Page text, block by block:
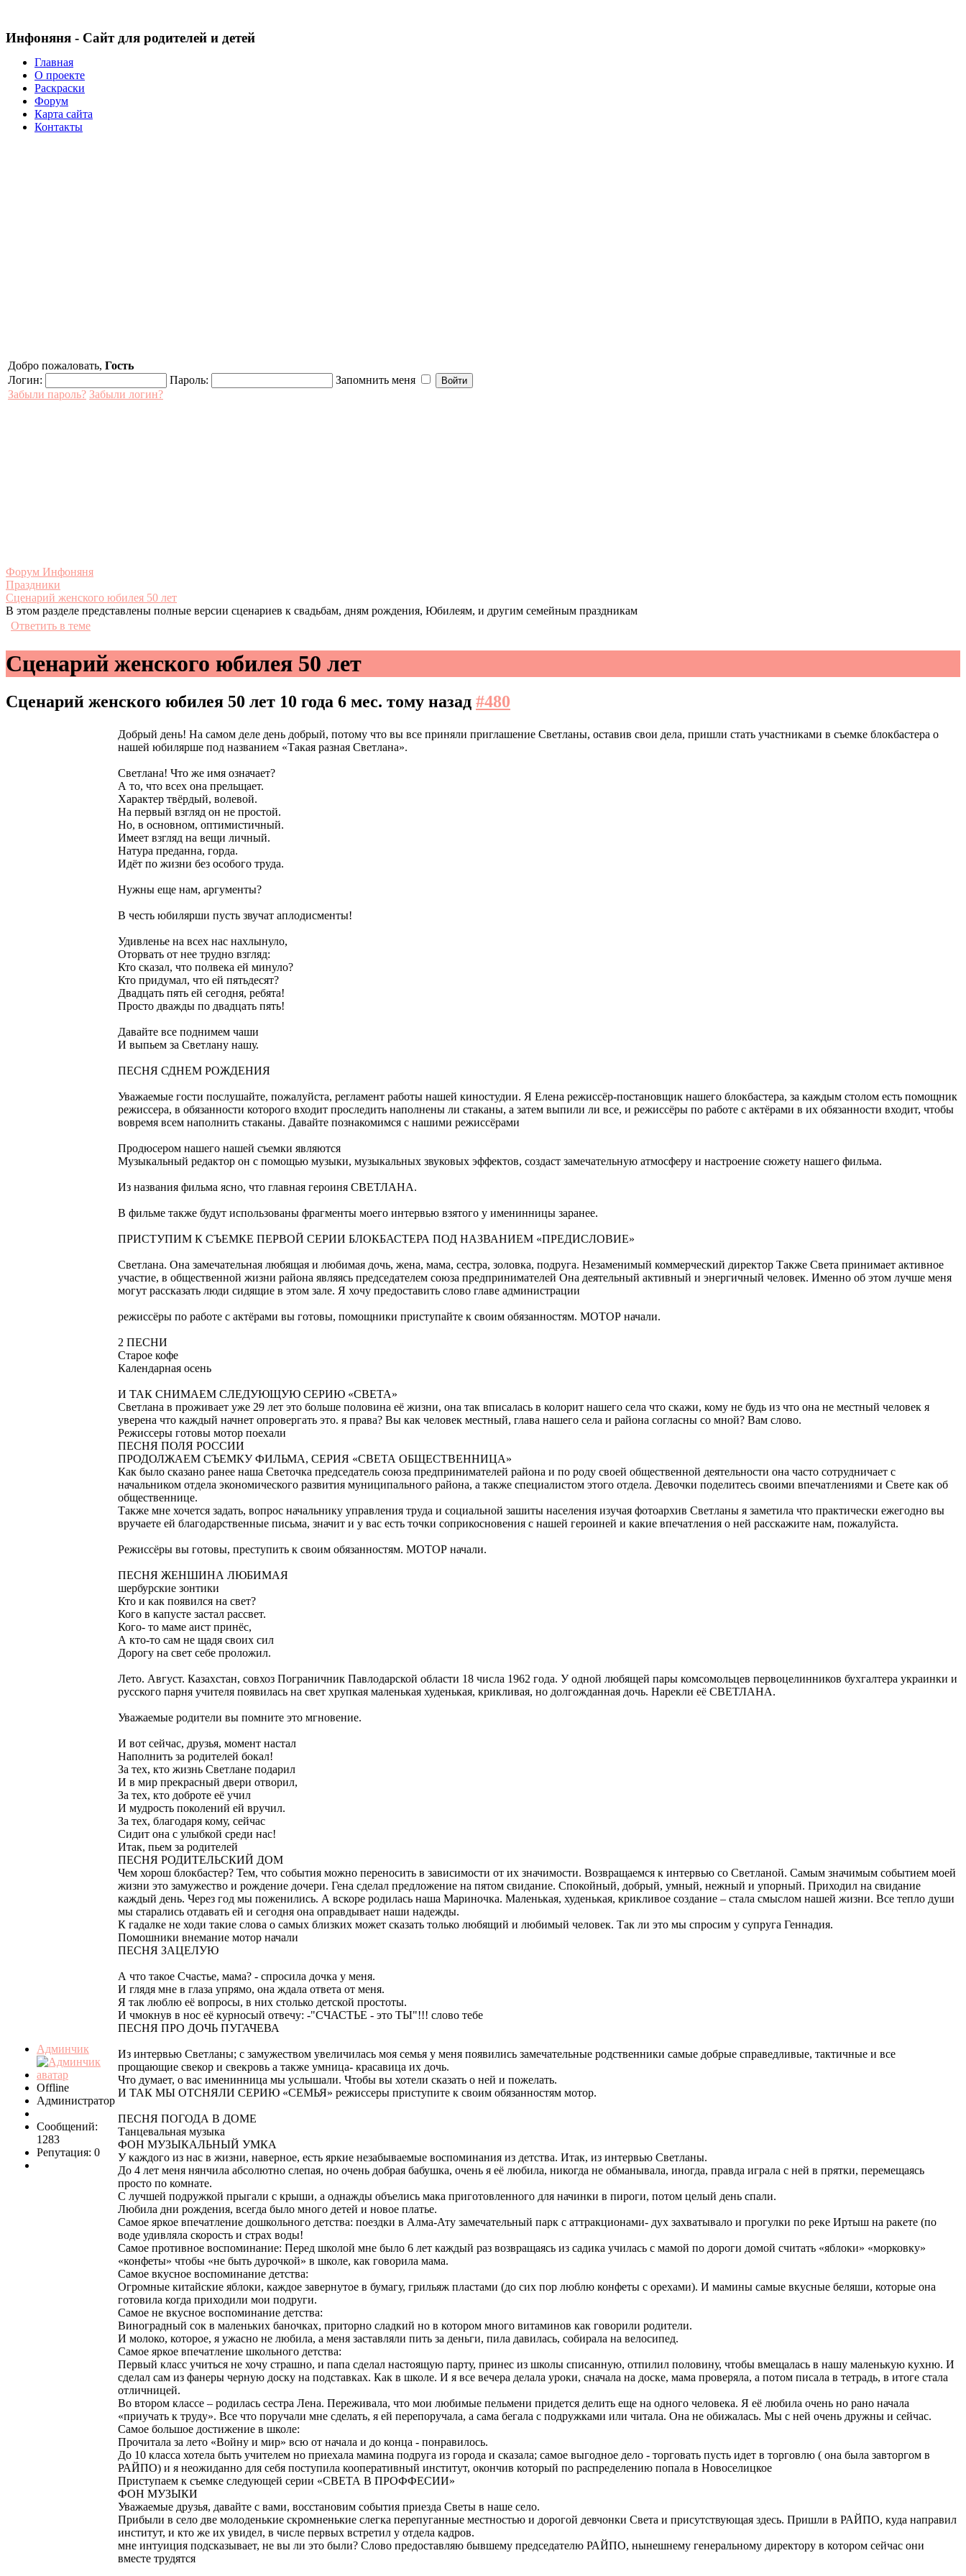
Инфоняня - Сайт для родителей и детей
Главная
О проекте
Раскраски
Форум
Карта сайта
Контакты
Добро пожаловать, Гость
Логин:
Пароль:
Запомнить меня
Забыли пароль? Забыли логин?
Форум Инфоняня
Праздники
Сценарий женского юбилея 50 лет
В этом разделе представлены полные версии сценариев к свадьбам, дням рождения, Юбилеям, и другим семейным праздникам
Ответить в теме
Сценарий женского юбилея 50 лет
Сценарий женского юбилея 50 лет 10 года 6 мес. тому назад #480
Админчик
Offline
Администратор
Сообщений:
1283
Репутация: 0
Добрый день! На самом деле день добрый, потому что вы все приняли приглашение Светланы, оставив свои дела, пришли стать участниками в съемке блокбастера о
нашей юбилярше под названием «Такая разная Светлана».
Светлана! Что же имя означает?
А то, что всех она прельщает.
Характер твёрдый, волевой.
На первый взгляд он не простой.
Но, в основном, оптимистичный.
Имеет взгляд на вещи личный.
Натура преданна, горда.
Идёт по жизни без особого труда.
Нужны еще нам, аргументы?
В честь юбилярши пусть звучат аплодисменты!
Удивленье на всех нас нахлынуло,
Оторвать от нее трудно взгляд:
Кто сказал, что полвека ей минуло?
Кто придумал, что ей пятьдесят?
Двадцать пять ей сегодня, ребята!
Просто дважды по двадцать пять!
Давайте все поднимем чаши
И выпьем за Светлану нашу.
ПЕСНЯ СДНЕМ РОЖДЕНИЯ
Уважаемые гости послушайте, пожалуйста, регламент работы нашей киностудии. Я Елена режиссёр-постановщик нашего блокбастера, за каждым столом есть помощник
режиссера, в обязанности которого входит проследить наполнены ли стаканы, а затем выпили ли все, и режиссёры по работе с актёрами в их обязанности входит, чтобы
вовремя всем наполнить стаканы. Давайте познакомимся с нашими режиссёрами
Продюсером нашего нашей съемки являются
Музыкальный редактор он с помощью музыки, музыкальных звуковых эффектов, создаст замечательную атмосферу и настроение сюжету нашего фильма.
Из названия фильма ясно, что главная героиня СВЕТЛАНА.
В фильме также будут использованы фрагменты моего интервью взятого у именинницы заранее.
ПРИСТУПИМ К СЪЕМКЕ ПЕРВОЙ СЕРИИ БЛОКБАСТЕРА ПОД НАЗВАНИЕМ «ПРЕДИСЛОВИЕ»
Светлана. Она замечательная любящая и любимая дочь, жена, мама, сестра, золовка, подруга. Незаменимый коммерческий директор Также Света принимает активное
участие, в общественной жизни района являясь председателем союза предпринимателей Она деятельный активный и энергичный человек. Именно об этом лучше меня
могут рассказать люди сидящие в этом зале. Я хочу предоставить слово главе администрации
режиссёры по работе с актёрами вы готовы, помощники приступайте к своим обязанностям. МОТОР начали.
2 ПЕСНИ
Старое кофе
Календарная осень
И ТАК СНИМАЕМ СЛЕДУЮЩУЮ СЕРИЮ «СВЕТА»
Светлана в проживает уже 29 лет это больше половина её жизни, она так вписалась в колорит нашего села что скажи, кому не будь из что она не местный человек я
уверена что каждый начнет опровергать это. я права? Вы как человек местный, глава нашего села и района согласны со мной? Вам слово.
Режиссеры готовы мотор поехали
ПЕСНЯ ПОЛЯ РОССИИ
ПРОДОЛЖАЕМ СЪЕМКУ ФИЛЬМА, СЕРИЯ «СВЕТА ОБЩЕСТВЕННИЦА»
Как было сказано ранее наша Светочка председатель союза предпринимателей района и по роду своей общественной деятельности она часто сотрудничает с
начальником отдела экономического развития муниципального района, а также специалистом этого отдела. Девочки поделитесь своими впечатлениями и Свете как об
общественнице.
Также мне хочется задать, вопрос начальнику управления труда и социальной зашиты населения изучая фотоархив Светланы я заметила что практически ежегодно вы
вручаете ей благодарственные письма, значит и у вас есть точки соприкосновения с нашей героиней и какие впечатления о ней расскажите нам, пожалуйста.
Режиссёры вы готовы, преступить к своим обязанностям. МОТОР начали.
ПЕСНЯ ЖЕНШИНА ЛЮБИМАЯ
шербурские зонтики
Кто и как появился на свет?
Кого в капусте застал рассвет.
Кого- то маме аист принёс,
А кто-то сам не щадя своих сил
Дорогу на свет себе проложил.
Лето. Август. Казахстан, совхоз Пограничник Павлодарской области 18 числа 1962 года. У одной любящей пары комсомольцев первоцелинников бухгалтера украинки и
русского парня учителя появилась на свет хрупкая маленькая худенькая, крикливая, но долгожданная дочь. Нарекли её СВЕТЛАНА.
Уважаемые родители вы помните это мгновение.
И вот сейчас, друзья, момент настал
Наполнить за родителей бокал!
За тех, кто жизнь Светлане подарил
И в мир прекрасный двери отворил,
За тех, кто доброте её учил
И мудрость поколений ей вручил.
За тех, благодаря кому, сейчас
Сидит она с улыбкой среди нас!
Итак, пьем за родителей
ПЕСНЯ РОДИТЕЛЬСКИЙ ДОМ
Чем хорош блокбастер? Тем, что события можно переносить в зависимости от их значимости. Возвращаемся к интервью со Светланой. Самым значимым событием моей
жизни это замужество и рождение дочери. Гена сделал предложение на пятом свидание. Спокойный, добрый, умный, нежный и упорный. Приходил на свидание
каждый день. Через год мы поженились. А вскоре родилась наша Мариночка. Маленькая, худенькая, крикливое создание – стала смыслом нашей жизни. Все тепло души
мы старались отдавать ей и сегодня она оправдывает наши надежды.
К гадалке не ходи такие слова о самых близких может сказать только любящий и любимый человек. Так ли это мы спросим у супруга Геннадия.
Помошники внемание мотор начали
ПЕСНЯ ЗАЦЕЛУЮ
А что такое Счастье, мама? - спросила дочка у меня.
И глядя мне в глаза упрямо, она ждала ответа от меня.
Я так люблю её вопросы, в них столько детской простоты.
И чмокнув в нос её курносый отвечу: -"СЧАСТЬЕ - это ТЫ"!!! слово тебе
ПЕСНЯ ПРО ДОЧЬ ПУГАЧЕВА
Из интервью Светланы; с замужеством увеличилась моя семья у меня появились замечательные родственники самые добрые справедливые, тактичные и все
прощающие свекор и свекровь а также умница- красавица их дочь.
Что думает, о вас именинница мы услышали. Чтобы вы хотели сказать о ней и пожелать.
И ТАК МЫ ОТСНЯЛИ СЕРИЮ «СЕМЬЯ» режиссеры приступите к своим обязанностям мотор.
ПЕСНЯ ПОГОДА В ДОМЕ
Танцевальная музыка
ФОН МУЗЫКАЛЬНЫЙ УМКА
У каждого из нас в жизни, наверное, есть яркие незабываемые воспоминания из детства. Итак, из интервью Светланы.
До 4 лет меня нянчила абсолютно слепая, но очень добрая бабушка, очень я её любила, никогда не обманывала, иногда, правда играла с ней в прятки, перемещаясь
просто по комнате.
С лучшей подружкой прыгали с крыши, а однажды объелись мака приготовленного для начинки в пироги, потом целый день спали.
Любила дни рождения, всегда было много детей и новое платье.
Самое яркое впечатление дошкольного детства: поездки в Алма-Ату замечательный парк с аттракционами- дух захватывало и прогулки по реке Иртыш на ракете (по
воде удивляла скорость и страх воды!
Самое противное воспоминание: Перед школой мне было 6 лет каждый раз возвращаясь из садика училась с мамой по дороги домой считать «яблоки» «морковку»
«конфеты» чтобы «не быть дурочкой» в школе, как говорила мама.
Самое вкусное воспоминание детства:
Огромные китайские яблоки, каждое завернутое в бумагу, грильяж пластами (до сих пор люблю конфеты с орехами). И мамины самые вкусные беляши, которые она
готовила когда приходили мои подруги.
Самое не вкусное воспоминание детства:
Виноградный сок в маленьких баночках, приторно сладкий но в котором много витаминов как говорили родители.
И молоко, которое, я ужасно не любила, а меня заставляли пить за деньги, пила давилась, собирала на велосипед.
Самое яркое впечатление школьного детства:
Первый класс учиться не хочу страшно, и папа сделал настоящую парту, принес из школы списанную, отпилил половину, чтобы вмещалась в нашу маленькую кухню. И
сделал сам из фанеры черную доску на подставках. Как в школе. И я все вечера делала уроки, сначала на доске, мама проверяла, а потом писала в тетрадь, в итоге стала
отличницей.
Во втором классе – родилась сестра Лена. Переживала, что мои любимые пельмени придется делить еще на одного человека. Я её любила очень но рано начала
«приучать к труду». Все что поручали мне сделать, я ей перепоручала, а сама бегала с подружками или читала. Она не обижалась. Мы с ней очень дружны и сейчас.
Самое большое достижение в школе:
Прочитала за лето «Войну и мир» всю от начала и до конца - понравилось.
До 10 класса хотела быть учителем но приехала мамина подруга из города и сказала; самое выгодное дело - торговать пусть идет в торговлю ( она была завторгом в
РАЙПО) и я неожиданно для себя поступила кооперативный институт, окончив который по распределению попала в Новоселицкое
Приступаем к съемке следующей серии «СВЕТА В ПРОФФЕСИИ»
ФОН МУЗЫКИ
Уважаемые друзья, давайте с вами, восстановим события приезда Светы в наше село.
Прибыли в село две молоденькие скромненькие слегка перепуганные местностью и дорогой девчонки Света и присутствующая здесь. Пришли в РАЙПО, куда направил
институт, и кто же их увидел, в числе первых встретил у отдела кадров.
мне интуиция подсказывает, не вы ли это были? Слово предоставляю бывшему председателю РАЙПО, нынешнему генеральному директору в котором сейчас они
вместе трудятся